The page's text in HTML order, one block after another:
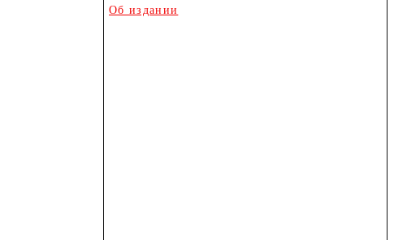
Об издании